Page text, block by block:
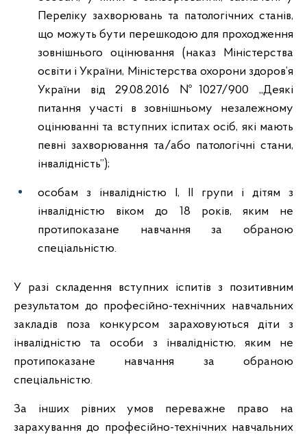
Переліку захворювань та патологічних станів,
що можуть бути перешкодою для проходження
зовнішнього оцінювання (наказ Міністерства
освіти і України, Міністерства охорони здоров’я
України від 29.08.2016 №1027/900 ,,Деякі
питання участі в зовнішньому незалежному
оцінюванні та вступних іспитах осіб, які мають
певні захворювання та/або патологічні стани,
інвалідність”);
особам з інвалідністю I, II групи і дітям з
інвалідністю віком до 18 років, яким не
протипоказане навчання за обраною
спеціальністю.
У разі складення вступних іспитів з позитивним
результатом до професійно-технічних навчальних
закладів поза конкурсом зараховуються діти з
інвалідністю та особи з інвалідністю, яким не
протипоказане навчання за обраною
спеціальністю.
За інших рівних умов переважне право на
зарахування до професійно-технічних навчальних